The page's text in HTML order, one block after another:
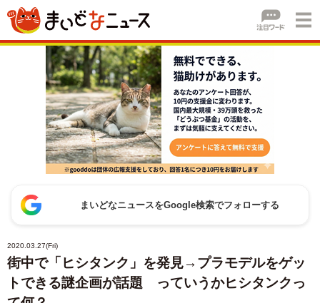
まいどなニュースをGoogle検索でフォローする
2020.03.27(Fri)
街中で「ヒシタンク」を発見→プラモデルをゲッ
トできる謎企画が話題 っていうかヒシタンクっ